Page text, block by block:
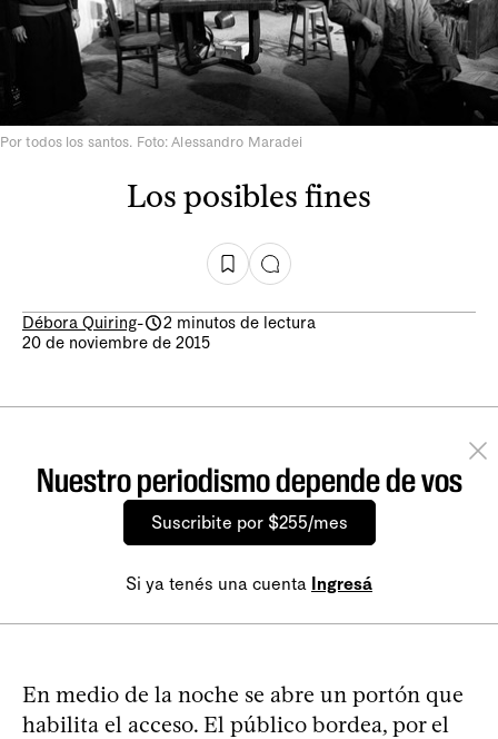
Por todos los santos. Foto: Alessandro Maradei
Los posibles fines
Débora Quiring-
2 minutos de lectura
20 de noviembre de 2015
Nuestro periodismo depende de vos
Suscribite por $255/mes
Si ya tenés una cuenta Ingresá
En medio de la noche se abre un portón que
habilita el acceso. El público bordea, por el